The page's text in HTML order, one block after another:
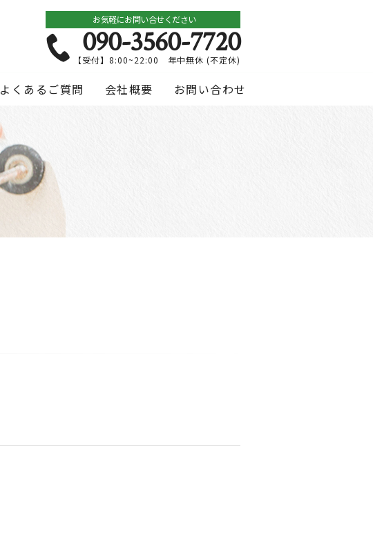
お気軽にお問い合せください
090-3560-7720
【受付】8:00~22:00 年中無休 (不定休)
よくあるご質問 会社概要 お問い合わせ